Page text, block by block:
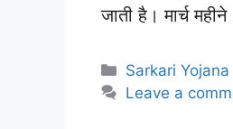
जाती है। मार्च
Categories
Sarkari Yojana
Leave a